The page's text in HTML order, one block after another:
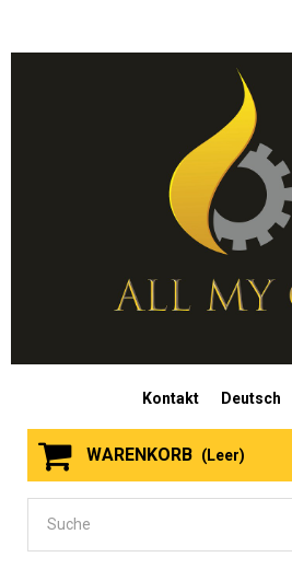
Deutsch
Kontakt
WARENKORB (Leer)